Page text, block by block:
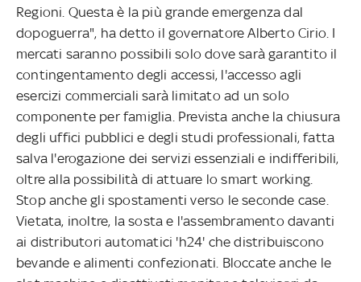
Regioni. Questa è la più grande emergenza dal
dopoguerra", ha detto il governatore Alberto Cirio. I
mercati saranno possibili solo dove sarà garantito il
contingentamento degli accessi, l'accesso agli
esercizi commerciali sarà limitato ad un solo
componente per famiglia. Prevista anche la chiusura
degli uffici pubblici e degli studi professionali, fatta
salva l'erogazione dei servizi essenziali e indifferibili,
oltre alla possibilità di attuare lo smart working.
Stop anche gli spostamenti verso le seconde case.
Vietata, inoltre, la sosta e l'assembramento davanti
ai distributori automatici 'h24' che distribuiscono
bevande e alimenti confezionati. Bloccate anche le